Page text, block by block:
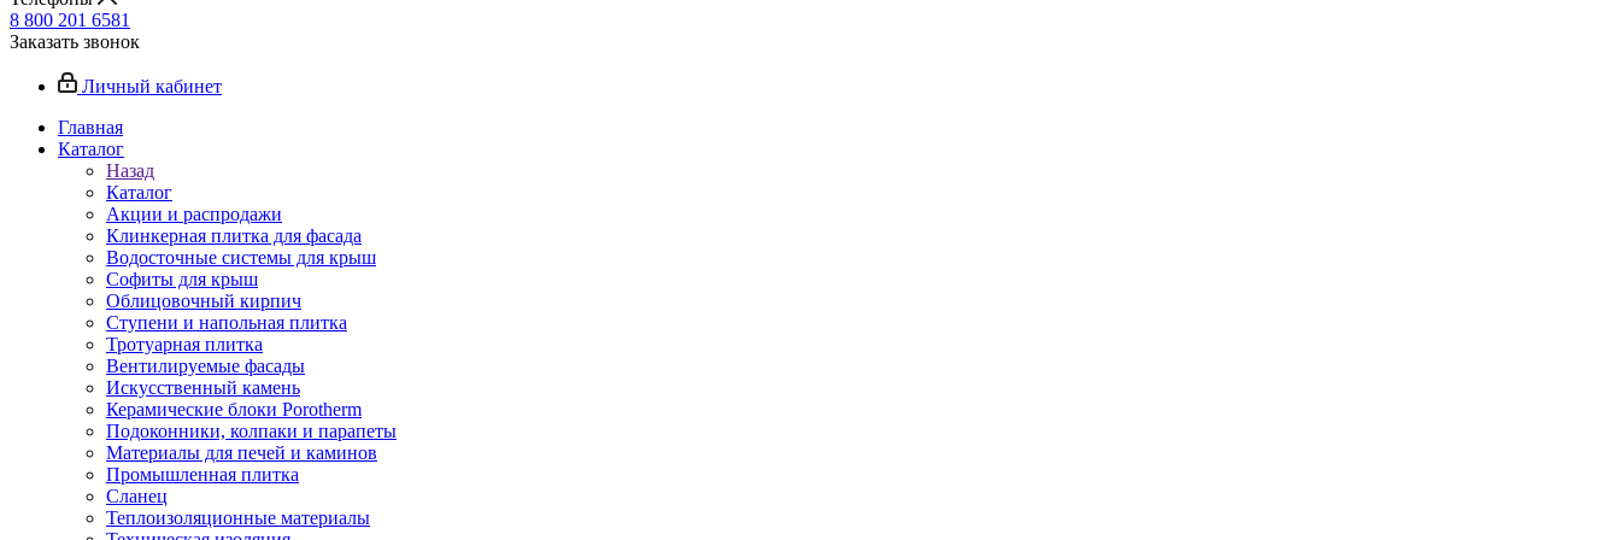
8 800 201 6581
Заказать звонок
Личный кабинет
Главная
Каталог
Назад
Каталог
Акции и распродажи
Клинкерная плитка для фасада
Водосточные системы для крыш
Софиты для крыш
Облицовочный кирпич
Ступени и напольная плитка
Тротуарная плитка
Вентилируемые фасады
Искусственный камень
Керамические блоки Porotherm
Подоконники, колпаки и парапеты
Материалы для печей и каминов
Промышленная плитка
Сланец
Теплоизоляционные материалы